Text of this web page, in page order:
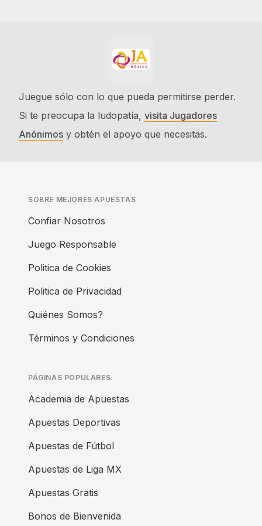
Juegue sólo con lo que pueda permitirse perder.
Si te preocupa la ludopatía, visita Jugadores
Anónimos y obtén el apoyo que necesitas.
SOBRE MEJORES APUESTAS
Confiar Nosotros
Juego Responsable
Politica de Cookies
Politica de Privacidad
Quiénes Somos?
Términos y Condiciones
PÁGINAS POPULARES
Academia de Apuestas
Apuestas Deportivas
Apuestas de Fútbol
Apuestas de Liga MX
Apuestas Gratis
Bonos de Bienvenida